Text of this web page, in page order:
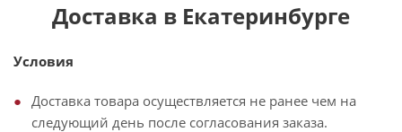
Доставка в Екатеринбурге
Условия
Доставка товара осуществляется не ранее чем на
следующий день после согласования заказа.